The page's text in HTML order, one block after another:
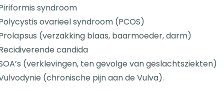
syndroom
ovarieel syndroom (PCOS)
(verzakking blaas, baarmoeder, darm)
candida
(verklevingen, ten gevolge van geslachtsziekten)
(chronische pijn aan de Vulva).